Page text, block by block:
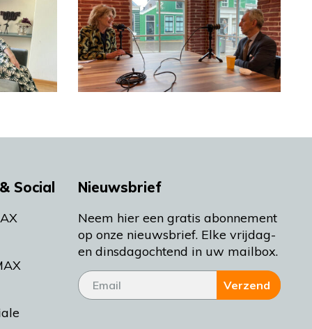
Social Nieuwsbrief
Neem hier een gratis abonnement
op onze nieuwsbrief. Elke vrijdag-
en dinsdagochtend in uw mailbox.
Verzend